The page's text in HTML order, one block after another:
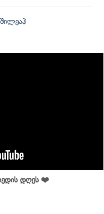
შილეაჰ
დღეს ❤️